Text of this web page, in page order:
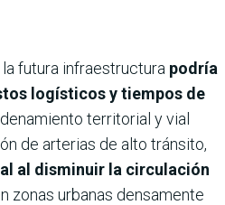
futura infraestructura podría
logísticos y tiempos de
territorial y vial
de arterias de alto tránsito,
al disminuir la circulación
zonas urbanas densamente